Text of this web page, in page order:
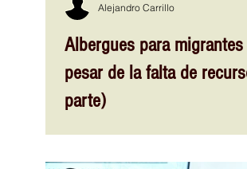
Albergues para
pesar de la falta de
parte)
cargo de Beatriz Fuentes, quien
Alejandro Carrillo